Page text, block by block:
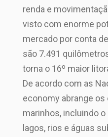
renda e
visto com enorme
mercado por conta
são 7.491
torna o 16º maior
De acordo com as
economy abrange
marinhos, incluindo
lagos, rios e águas